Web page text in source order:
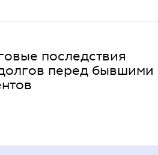
последствия
перед бывшими